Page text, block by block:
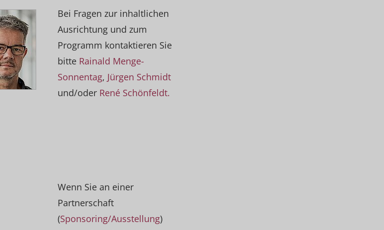
Bei Fragen zur inhaltlichen
Ausrichtung und zum
Programm kontaktieren Sie
bitte Rainald Menge-
Sonnentag, Jürgen Schmidt
und/oder René Schönfeldt.
Wenn Sie an einer
Partnerschaft
(Sponsoring/Ausstellung)